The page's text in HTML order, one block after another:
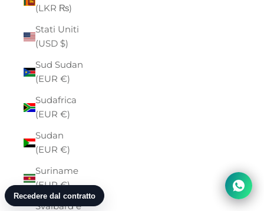
(LKR ₨)
Stati Uniti
(USD $)
Sud Sudan
(EUR €)
Sudafrica
(EUR €)
Sudan
(EUR €)
Suriname
(EUR €)
Svalbard e